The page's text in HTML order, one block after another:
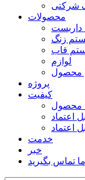
شرکتی
محصولات
داربست
زنگ
قاب
لوازم
محصول
پروژه
کیفیت
محصول
اعتماد
اعتماد
خدمت
خبر
ما تماس بگیرید